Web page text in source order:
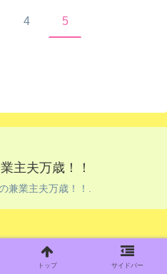
4 5
主夫万歳！！
兼業主夫万歳！！.
トップ サイドバー